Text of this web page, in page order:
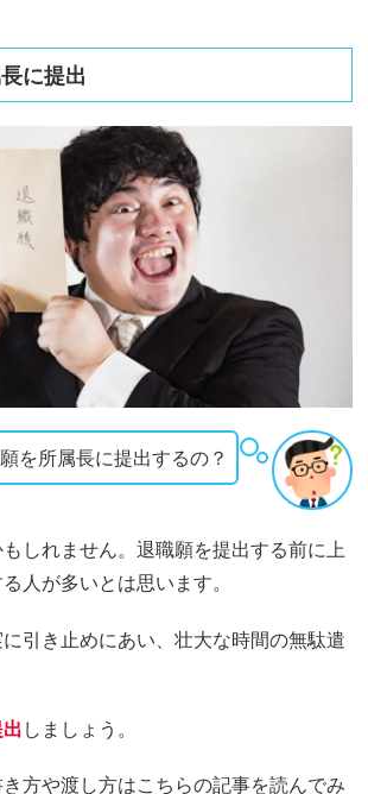
に提出
を所属長に提出するの？
しれません。退職願を提出する前に上
人が多いとは思います。
引き止めにあい、壮大な時間の無駄遣
しましょう。
方や渡し方はこちらの記事を読んでみ